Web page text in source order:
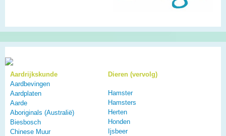
Aardrijkskunde
Aardbevingen
Aardplaten
Aarde
Aboriginals (Australië)
Biesbosch
Chinese Muur
Dieren (vervolg)
Hamster
Hamsters
Herten
Honden
Ijsbeer